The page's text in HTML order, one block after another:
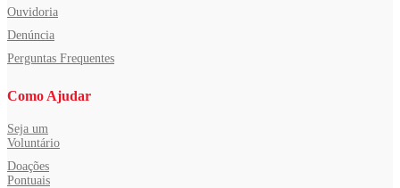
Ouvidoria
Denúncia
Perguntas Frequentes
Como Ajudar
Seja um
Voluntário
Doações
Pontuais